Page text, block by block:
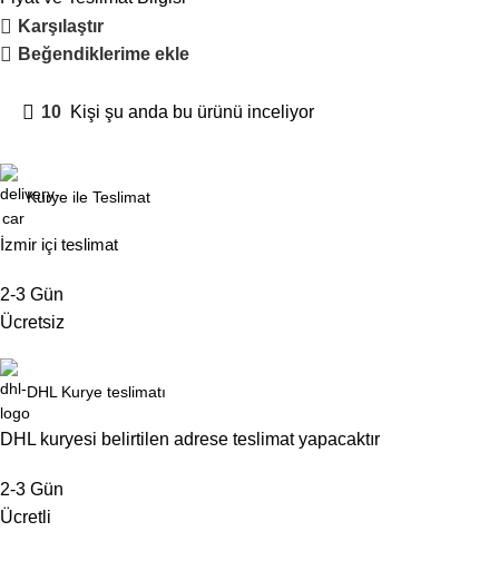
Karşılaştır
Beğendiklerime ekle
10 Kişi şu anda bu ürünü inceliyor
Kurye ile Teslimat
İzmir içi teslimat
2-3 Gün
Ücretsiz
DHL Kurye teslimatı
DHL kuryesi belirtilen adrese teslimat yapacaktır
2-3 Gün
Ücretli